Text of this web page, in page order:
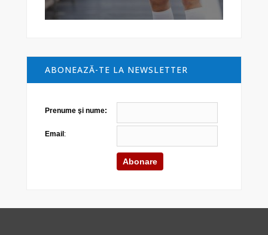
ABONEAZĂ-TE LA NEWSLETTER
Prenume şi nume:
Email :